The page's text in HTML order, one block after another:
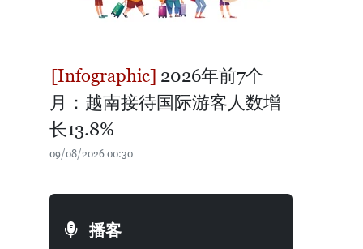
2026年前7个
月：越南接待国际游客人数增
长13.8%
09/08/2026 00:30
播客